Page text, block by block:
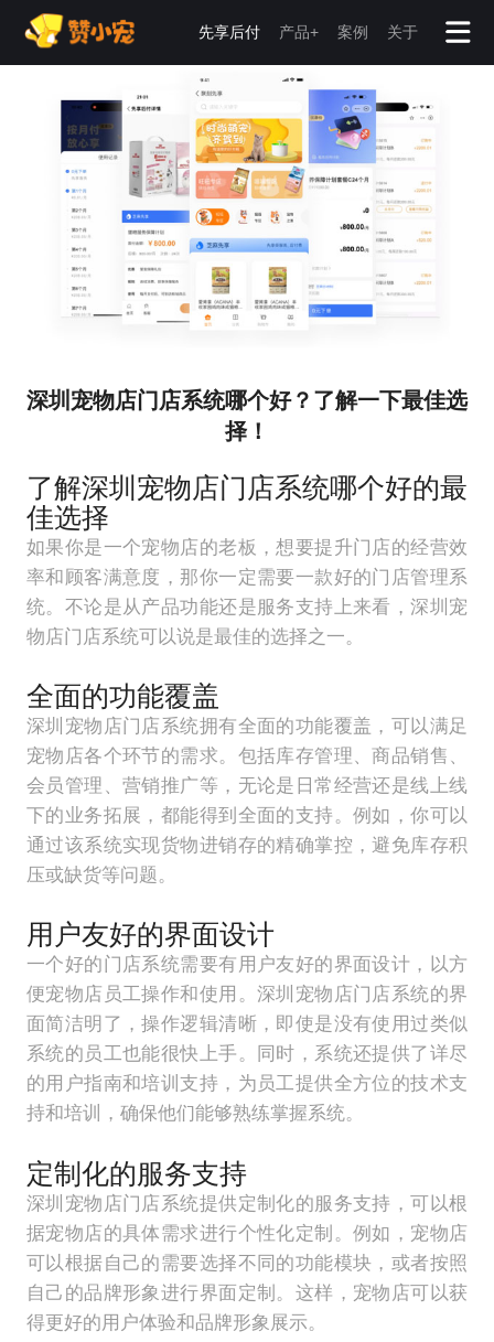
先享后付 产品+ 案例 关于
深圳宠物店门店系统哪个好？了解一下最佳选
择！
了解深圳宠物店门店系统哪个好的最
佳选择
如果你是一个宠物店的老板，想要提升门店的经营效
率和顾客满意度，那你一定需要一款好的门店管理系
统。不论是从产品功能还是服务支持上来看，深圳宠
物店门店系统可以说是最佳的选择之一。
全面的功能覆盖
深圳宠物店门店系统拥有全面的功能覆盖，可以满足
宠物店各个环节的需求。包括库存管理、商品销售、
会员管理、营销推广等，无论是日常经营还是线上线
下的业务拓展，都能得到全面的支持。例如，你可以
通过该系统实现货物进销存的精确掌控，避免库存积
压或缺货等问题。
用户友好的界面设计
一个好的门店系统需要有用户友好的界面设计，以方
便宠物店员工操作和使用。深圳宠物店门店系统的界
面简洁明了，操作逻辑清晰，即使是没有使用过类似
系统的员工也能很快上手。同时，系统还提供了详尽
的用户指南和培训支持，为员工提供全方位的技术支
持和培训，确保他们能够熟练掌握系统。
定制化的服务支持
深圳宠物店门店系统提供定制化的服务支持，可以根
据宠物店的具体需求进行个性化定制。例如，宠物店
可以根据自己的需要选择不同的功能模块，或者按照
自己的品牌形象进行界面定制。这样，宠物店可以获
得更好的用户体验和品牌形象展示。